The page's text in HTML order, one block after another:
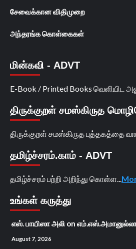
சேவைக்கான விதிமுறை
அந்தரங்க கொள்கைகள்
மின்கவி - ADVT
E-Book / Printed Books வெளியிட
திருக்குறள் சமஸ்கிருத
திருக்குறள் சமஸ்கிருத புத்தகத்தை
தமிழ்ச்சரம்.காம் - ADVT
தமிழ்ச்சரம் பற்றி அறிந்து கொள்ள...
உங்கள் கருத்து
எஸ். பாயிஸா அலி on
August 7, 2026